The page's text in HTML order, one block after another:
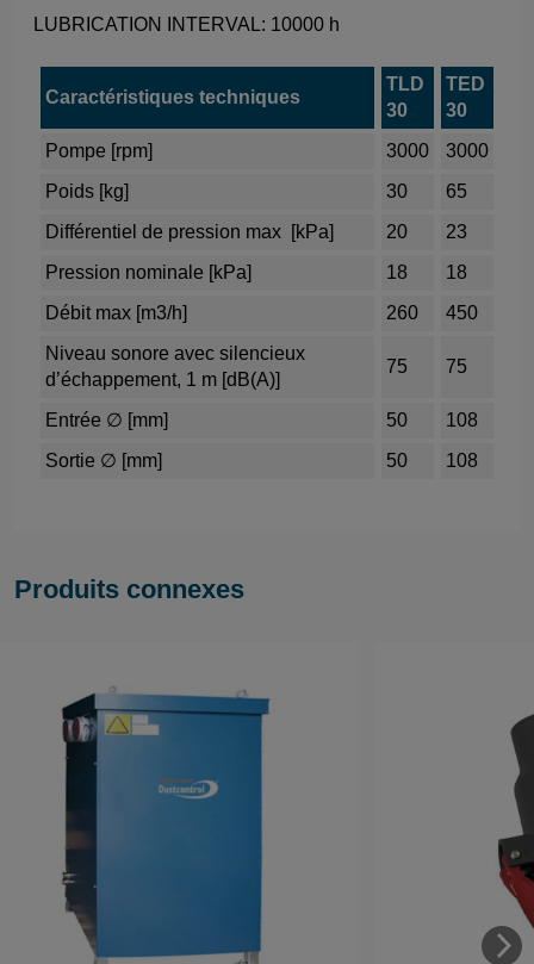
LUBRICATION INTERVAL: 10000 h
Caractéristiques techniques
TLD
30
TED
30
Pompe [rpm]
3000
3000
Poids [kg]
30
65
Différentiel de pression max [kPa]
20
23
Pression nominale [kPa]
18
18
Débit max [m3/h]
260
450
Niveau sonore avec silencieux
d’échappement, 1 m [dB(A)]
75 75
Entrée ∅ [mm] 50
108
Sortie ∅ [mm]
50 108
Produits connexes